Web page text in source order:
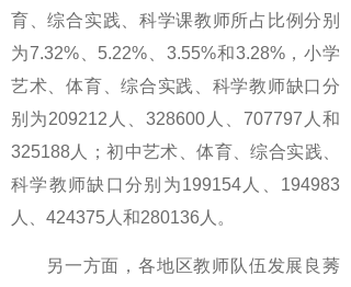
育、综合实践、科学课教师所占比例分别
为7.32%、5.22%、3.55%和3.28%，小学
艺术、体育、综合实践、科学教师缺口分
别为209212人、328600人、707797人和
325188人；初中艺术、体育、综合实践、
科学教师缺口分别为199154人、194983
人、424375人和280136人。
另一方面，各地区教师队伍发展良莠